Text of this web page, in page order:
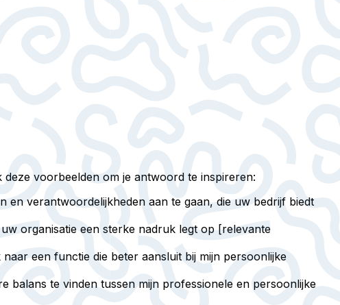
voorbeelden om je antwoord te inspireren:
en verantwoordelijkheden aan te gaan, die uw bedrijf biedt
organisatie een sterke nadruk legt op [relevante
een functie die beter aansluit bij mijn persoonlijke
balans te vinden tussen mijn professionele en persoonlijke